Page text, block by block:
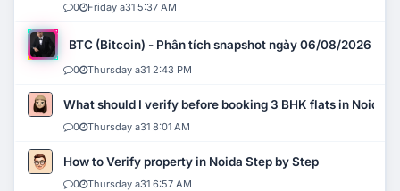
0 Friday a31 5:37 AM
BTC (Bitcoin) - Phân tích snapshot ngày 06/08/2026
0 Thursday a31 2:43 PM
What should I verify before booking 3 BHK flats in Noida?
0 Thursday a31 8:01 AM
How to Verify property in Noida Step by Step
0 Thursday a31 6:57 AM